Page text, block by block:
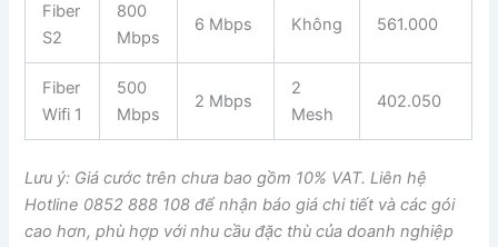
Fiber
S2
800
Mbps
6 Mbps Không 561.000
Fiber
Wifi 1
500
Mbps
2 Mbps
2
Mesh
402.050
Lưu ý: Giá cước trên chưa bao gồm 10% VAT. Liên hệ
Hotline 0852 888 108 để nhận báo giá chi tiết và các gói
cao hơn, phù hợp với nhu cầu đặc thù của doanh nghiệp